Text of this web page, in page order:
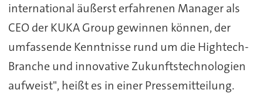
international äußerst erfahrenen Manager als
CEO der KUKA Group gewinnen können, der
umfassende Kenntnisse rund um die Hightech-
Branche und innovative Zukunftstechnologien
aufweist", heißt es in einer Pressemitteilung.